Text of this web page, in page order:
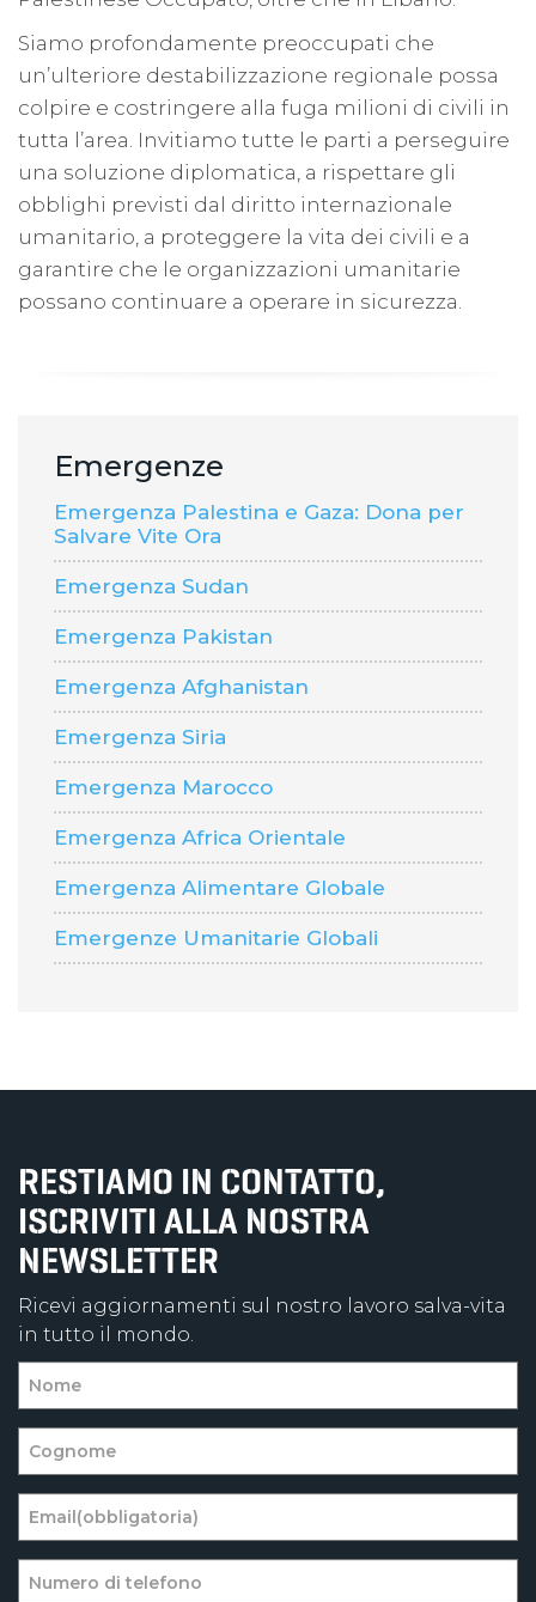
Siamo profondamente preoccupati che
un’ulteriore destabilizzazione regionale possa
colpire e costringere alla fuga milioni di civili in
tutta l’area. Invitiamo tutte le parti a perseguire
una soluzione diplomatica, a rispettare gli
obblighi previsti dal diritto internazionale
umanitario, a proteggere la vita dei civili e a
garantire che le organizzazioni umanitarie
possano continuare a operare in sicurezza.
Emergenze
Emergenza Palestina e Gaza: Dona per
Salvare Vite Ora
Emergenza Sudan
Emergenza Pakistan
Emergenza Afghanistan
Emergenza Siria
Emergenza Marocco
Emergenza Africa Orientale
Emergenza Alimentare Globale
Emergenze Umanitarie Globali
RESTIAMO IN CONTATTO,
ISCRIVITI ALLA NOSTRA
NEWSLETTER
Ricevi aggiornamenti sul nostro lavoro salva-vita
in tutto il mondo.